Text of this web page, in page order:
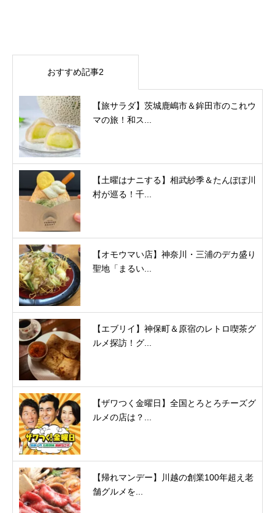
おすすめ記事2
【旅サラダ】茨城鹿嶋市＆鉾田市のこれウ
マの旅！和ス...
【土曜はナニする】相武紗季＆たんぽぽ川
村が巡る！千...
【オモウマい店】神奈川・三浦のデカ盛り
聖地「まるい...
【エブリイ】神保町＆原宿のレトロ喫茶グ
ルメ探訪！グ...
【ザワつく金曜日】全国とろとろチーズグ
ルメの店は？...
【帰れマンデー】川越の創業100年超え老
舗グルメを...